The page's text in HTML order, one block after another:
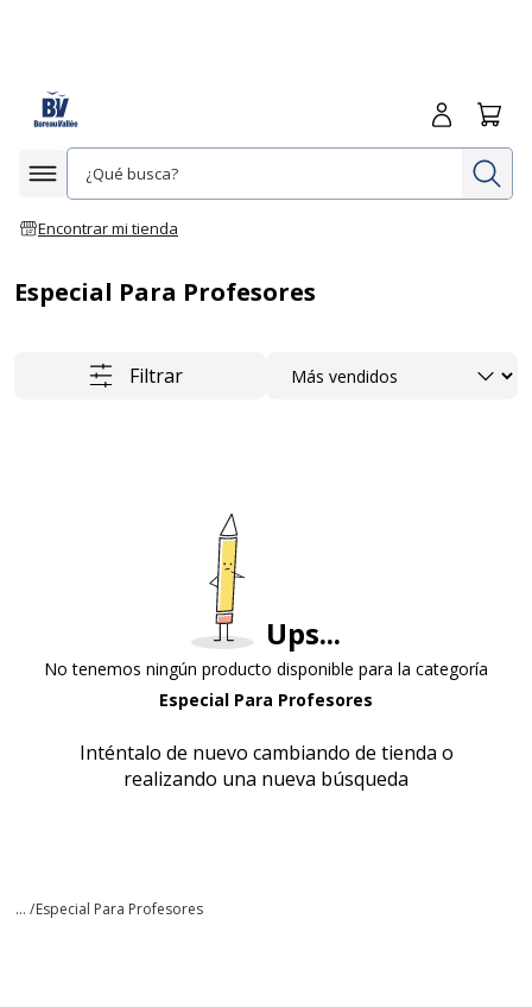
Afficher la navigation
Encontrar mi tienda
Iniciar
Especial Para Profesores
Filtrar Ordenar
Ups...
No tenemos ningún producto disponible para la categoría
Especial Para Profesores
Inténtalo de nuevo cambiando de tienda o
realizando una nueva búsqueda
... /Especial Para Profesores